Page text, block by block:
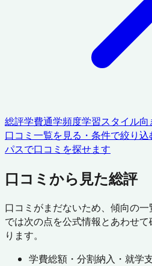
総評学費通学頻度学習スタイル向
口コミ一覧を見る・条件で絞り込
パスで口コミを探せます
口コミから見た総評
口コミがまだないため、傾向の
では次の点を公式情報とあわせ
ります。
学費総額・分割納入・就学